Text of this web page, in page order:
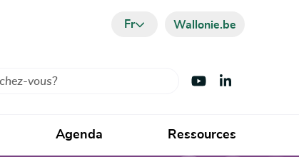
Fr Wallonie.be
Visiter Youtube
Visiter LinkedIn
Agenda Ressources